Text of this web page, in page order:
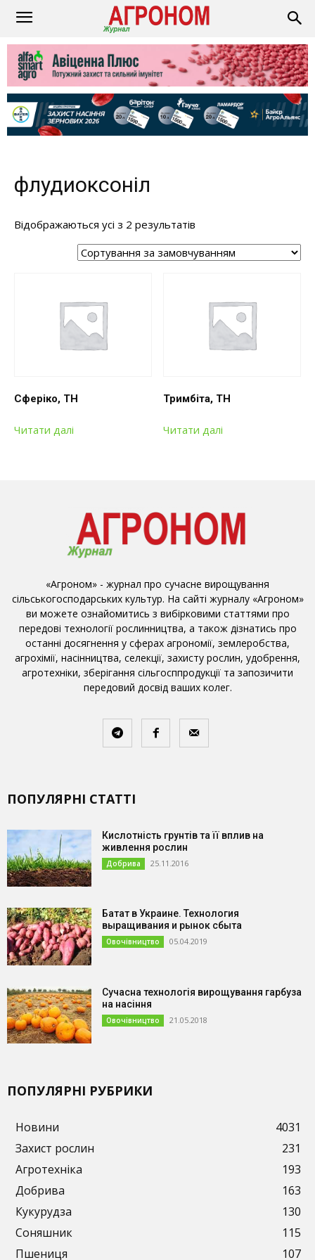
флудиоксоніл
Відображаються усі з 2 результатів
Сферіко, ТН
Читати далі
Тримбіта, ТН
Читати далі
«Агроном» - журнал про сучасне вирощування
сільськогосподарських культур. На сайті журналу «Агроном»
ви можете ознайомитись з вибірковими статтями про
передові технології рослинництва, а також дізнатись про
останні досягнення у сферах агрономії, землеробства,
агрохімії, насінництва, селекції, захисту рослин, удобрення,
агротехніки, зберігання сільгосппродукції та запозичити
передовий досвід ваших колег.
ПОПУЛЯРНІ СТАТТІ
Кислотність грунтів та її вплив на
живлення рослин
Добрива 25.11.2016
Батат в Украине. Технология
выращивания и рынок сбыта
Овочівництво 05.04.2019
Сучасна технологія вирощування гарбуза
на насіння
Овочівництво 21.05.2018
ПОПУЛЯРНІ РУБРИКИ
Новини
4031
Захист рослин
231
Агротехніка
193
Добрива
163
Кукурудза
130
Соняшник
115
Пшениця
107